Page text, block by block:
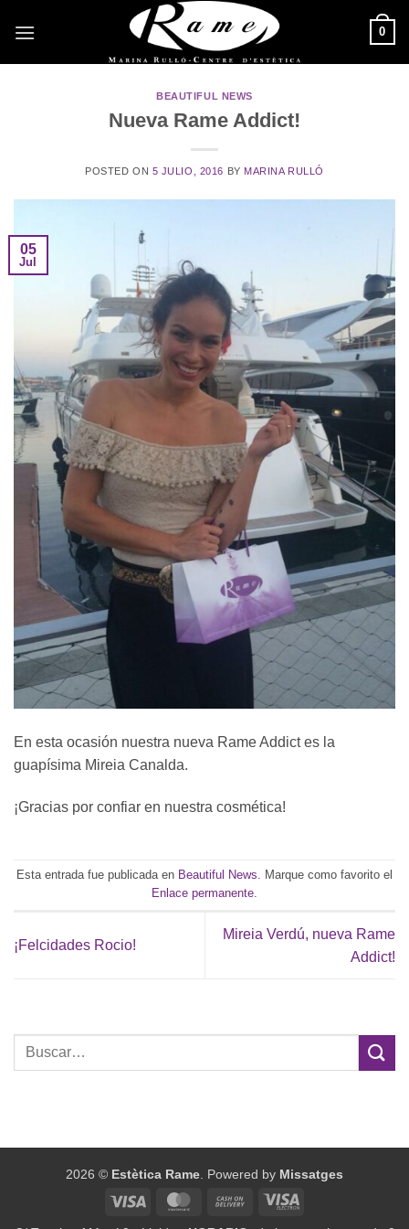
0
BEAUTIFUL NEWS
Nueva Rame Addict!
POSTED ON 5 JULIO, 2016 BY MARINA RULLÓ
05
Jul
En esta ocasión nuestra nueva Rame Addict es la
guapísima Mireia Canalda.
¡Gracias por confiar en nuestra cosmética!
Esta entrada fue publicada en Beautiful News . Marque como favorito el
Enlace permanente
¡Felcidades Rocio!
Mireia Verdú, nueva Rame
Addict!
2026 © Estètica Rame . Powered by Missatges
Visa
MasterCardCash
Visa